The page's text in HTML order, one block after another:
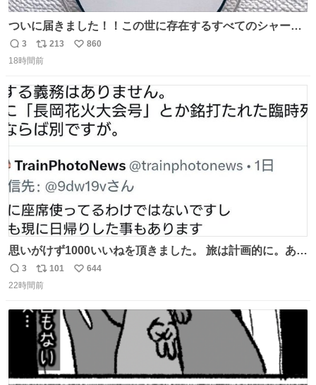
ついに届きました！！この世に存在するすべてのシャーロ
ック・ホームズに「ワトソン」と喋ってもらうためのアク
スタです！！！
返
信
3
リ
ポ
ト
数
213
い
数
860
18時間前
思いがけず1000いいねを頂きました。 旅は計画的に。あな
たの旅は誰も保証してくれない。 お金を出したら際限なく
ワガママを受け入れてくれると思うな。それはカスハラ。
言え。 以上、乗り鉄の端くれの意見でした。
返
信
3
リ
ポ
ト
数
101
い
数
644
22時間前